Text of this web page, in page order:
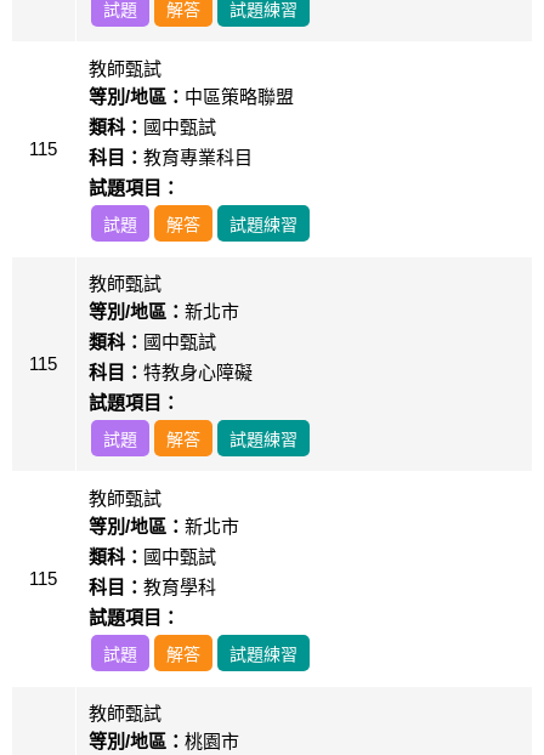
試題 解答 試題練習
115
教師甄試
等別/地區： 中區策略聯盟
類科： 國中甄試
科目： 教育專業科目
試題項目：
試題 解答 試題練習
115
教師甄試
等別/地區： 新北市
類科： 國中甄試
科目： 特教身心障礙
試題項目：
試題 解答 試題練習
115
教師甄試
等別/地區： 新北市
類科： 國中甄試
科目： 教育學科
試題項目：
試題 解答 試題練習
教師甄試
等別/地區： 桃園市